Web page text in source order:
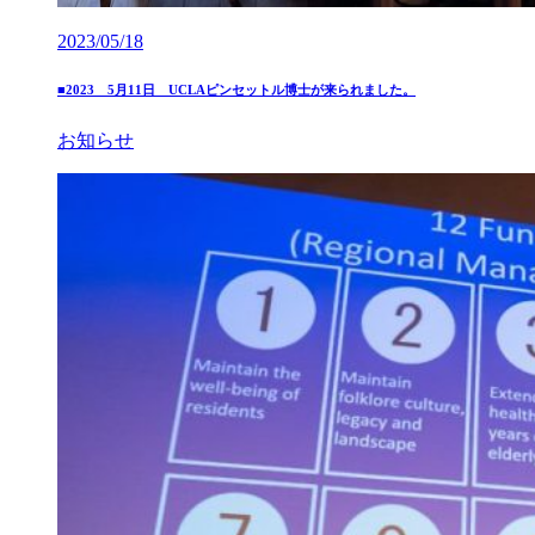
2023/05/18
■2023 5月11日 UCLAピンセットル博士が来られました。
お知らせ